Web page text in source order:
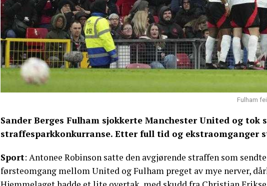
Fulham
Sander Berges Fulham sjokkerte Manchester United og tok
straffesparkkonkurranse. Etter full tid og ekstraomganger
Sport: Antonee Robinson satte den avgjørende straffen som
førsteomgang mellom United og Fulham preget av mye nerver,